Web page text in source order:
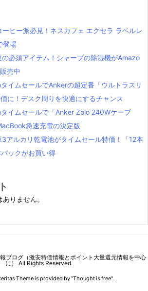
ーヒー派必見！ネスカフェ エクセラ ラベルレ
登場
の必須アイテム！シャープの除湿機がAmazo
売中
タイムセールでAnkerの超定番「ウルトラスリ
に！デスク周りを快適にするチャンス
タイムセールで「Anker Zolo 240Wケーブ
急速充電の決定版
3アルカリ乾電池がタイムセール特価！「12本
ックがお買い得
りません。
ブログ（激安特価情報とポイント大量還元情報を中心
に）
All Rights Reserved.
Theme is provided by "Thought is free".